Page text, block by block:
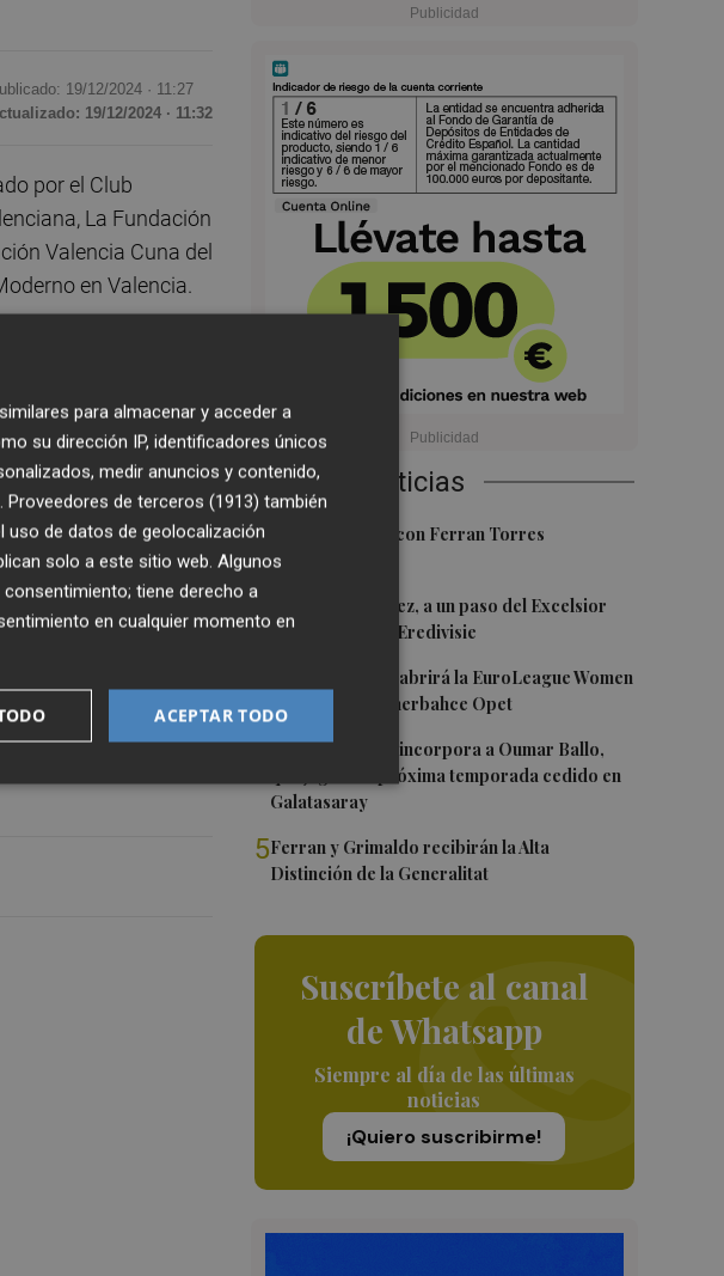
Últimas Noticias
1
Foios se vuelca con Ferran Torres
2
Mario Domínguez, a un paso del Excelsior
Róterdam de la Eredivisie
Valencia Basket abrirá la EuroLeague Women
en casa ante Fenerbahce Opet
4Valencia Basket incorpora a Oumar Ballo,
que jugará la próxima temporada cedido en
Galatasaray
5Ferran y Grimaldo recibirán la Alta
Distinción de la Generalitat
Suscríbete al canal
de Whatsapp
Siempre al día de las últimas
noticias
¡Quiero suscribirme!
19/12/2024 · 11:27
19/12/2024 · 11:32
por el Club
La Fundación
Valencia Cuna del
en Valencia.
Basilio López,
de la FDM del
Petxina de la
27, 28, 29, 30 y
a las
será 90 + 30 y se
la práctica del
para almacenar y acceder a
su dirección IP, identificadores únicos
medir anuncios y contenido,
Proveedores de terceros (1913) también
de datos de geolocalización
solo a este sitio web. Algunos
tiene derecho a
en cualquier momento en
ACEPTAR TODO